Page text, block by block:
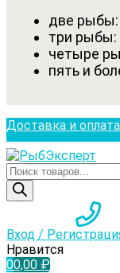
две рыбы:
три рыбы:
четыре
пять и
Доставка и оплата
Поиск
товаров
Вход /
Нравится
00,00 ₽